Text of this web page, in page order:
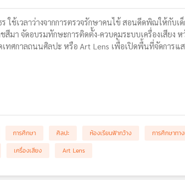
ใช้เวลาว่างจากการตรวจรักษาคนไข้ สอนดีดพิณให้กับ
สีมา จัดอบรมทักษะการติดตั้ง-ควบคุมระบบเครื่องเสีย
ทศกาลถนนศิลปะ หรือ Art Lens เพื่อเปิดพื้นที่จัดการแ
การศึกษา ศิลปะ ห้องเรียนฟ้ากว้าง การศึกษาทา
เครื่องเสียง Art Lens